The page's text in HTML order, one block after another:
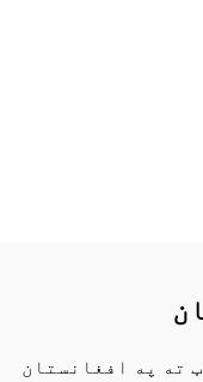
ته په افغانستان